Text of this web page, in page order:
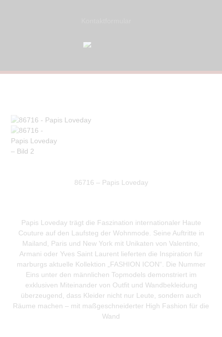
86716 – Papis Loveday
Papis Loveday trägt die Faszination internationaler Haute
Couture auf den Laufsteg der Wohnmode. Seine Auftritte in
Mailand, Paris und New York mit Unikaten von Valentino,
Armani oder Yves Saint Laurent lieferten die Inspiration für
marburgs aktuelle Kollektion „FASHION ICON“. Die Nummer
Eins unter den männlichen Topmodels demonstriert im
exklusiven Miteinander von Outfit und Wandbekleidung
überzeugend, dass Kleider nicht nur Leute, sondern auch
Räume machen – mit maßgeschneiderter High Fashion für die
Wand